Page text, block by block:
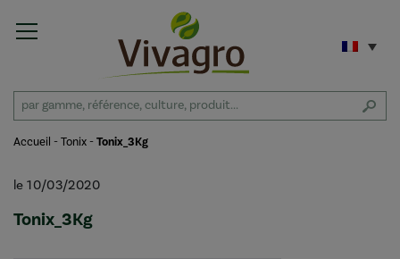
Accueil -Tonix -Tonix_3Kg
le 10/03/2020
Tonix_3Kg